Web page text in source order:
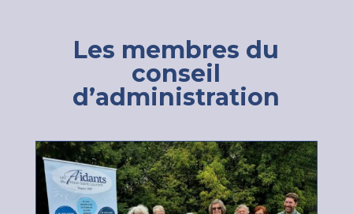
Les membres du
conseil
d’administration